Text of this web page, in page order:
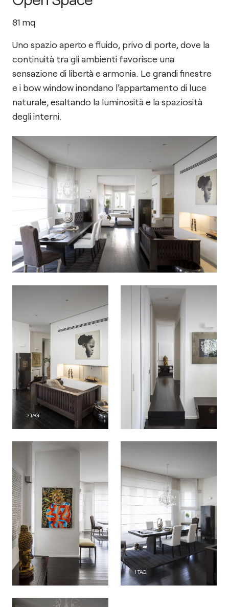
81 mq
Uno spazio aperto e fluido, privo di porte, dove la
continuità tra gli ambienti favorisce una
sensazione di libertà e armonia. Le grandi finestre
e i bow window inondano l’appartamento di luce
naturale, esaltando la luminosità e la spaziosità
degli interni.
2TAG
1TAG